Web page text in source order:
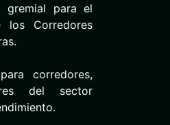
para el
los Corredores
corredores,
del sector